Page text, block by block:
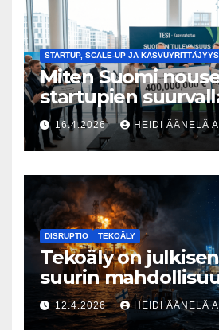
STARTUP, SCALE-UP JA KASVUYRITTÄJYYS
Miten Suomi
startupien
Tesin Piia
kovat luvut
16.4.2026 HEIDI ÄÄNELÄ
DISRUPTIO TEKOÄLY
Tekoäly on
suurin
uhka, joka vaatii
tekoja
12.4.2026 HEIDI ÄÄNELÄ